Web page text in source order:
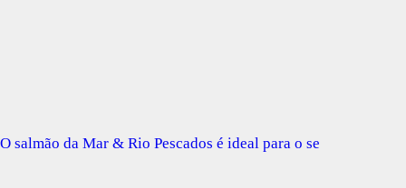
O salmão da Mar & Rio Pescados é ideal para o se